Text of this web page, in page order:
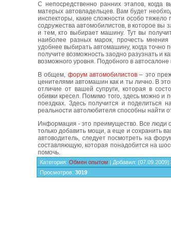
С непосредственно ранних этапов,
матерых автовладельцев. Вам будет
инспекторы, какие сложности особо тяжело
содружества автомобилистов, в которое вы
и тем, кто выбирает машину. Тут вы
наиболее разных марок, прочесть
удобнее выбирать автомашину, когда
получите возможность заодно разузнать и
возможного уровня. Подобного в
В общем, форум автомобилистов– это
ценителями автомашин как и ты лично. В
отличие от вашей супруги, которая в
обивки кресел. Помимо того, здесь можно и
поездках. Здесь получится и
реальности автолюбителя способны найти
Информация - это преимущество. Все люди
только добавить мощи, а еще и сохранить
автоводитель, следует посмотреть на
составляющую, которая понадобится на
помочь.
Категория: Обмен опытом | Добавил: (07.09.2009)
Просмотров: 3019